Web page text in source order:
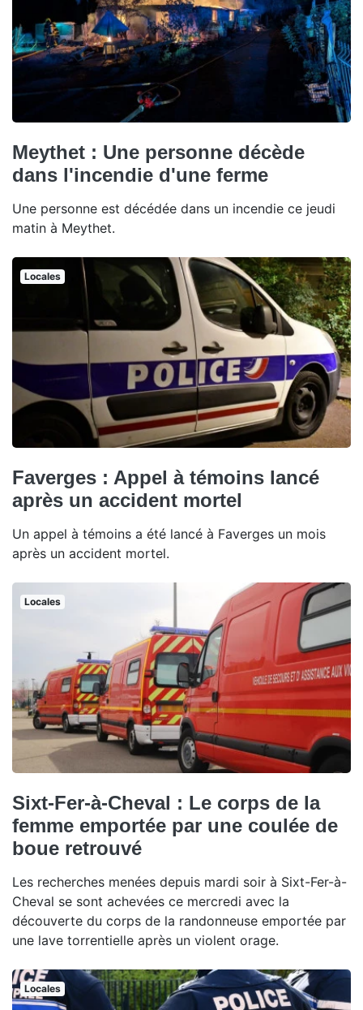
Meythet : Une personne décède
dans l'incendie d'une ferme
Une personne est décédée dans un incendie ce jeudi
matin à Meythet.
Locales
Faverges : Appel à témoins lancé
après un accident mortel
Un appel à témoins a été lancé à Faverges un mois
après un accident mortel.
Locales
Sixt-Fer-à-Cheval : Le corps de la
femme emportée par une coulée de
boue retrouvé
Les recherches menées depuis mardi soir à Sixt-Fer-à-
Cheval se sont achevées ce mercredi avec la
découverte du corps de la randonneuse emportée par
une lave torrentielle après un violent orage.
Locales